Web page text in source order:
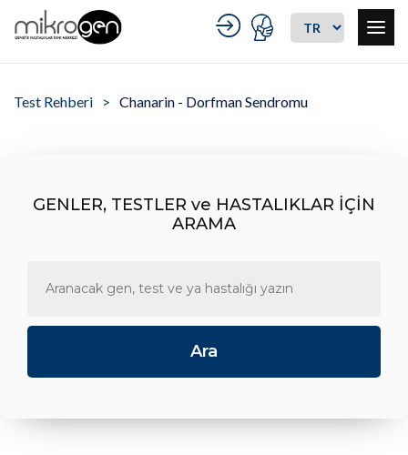
Test Rehberi Chanarin - Dorfman Sendromu
GENLER, TESTLER ve HASTALIKLAR İÇİN
ARAMA